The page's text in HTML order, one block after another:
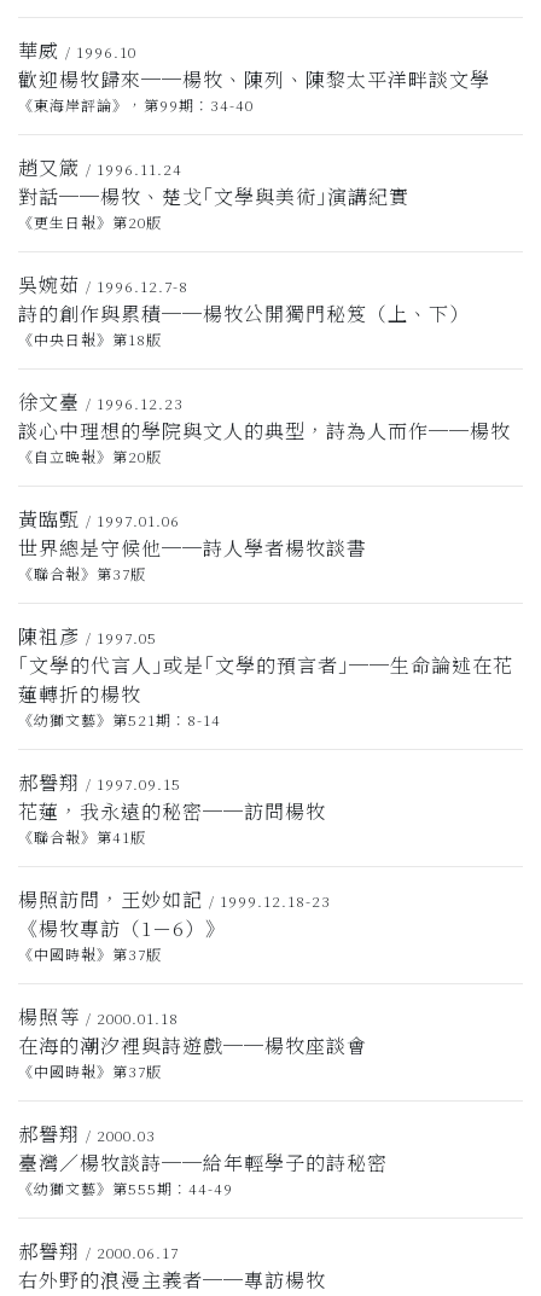
華威 / 1996.10
歡迎楊牧歸來──楊牧、陳列、陳黎太平洋畔談文學
《東海岸評論》，第99期：34-40
趙又箴 / 1996.11.24
對話──楊牧、楚戈｢文學與美術｣演講紀實
《更生日報》第20版
吳婉茹 / 1996.12.7-8
詩的創作與累積──楊牧公開獨門秘笈（上、下）
《中央日報》第18版
徐文臺 / 1996.12.23
談心中理想的學院與文人的典型，詩為人而作──楊牧
《自立晚報》第20版
黃臨甄 / 1997.01.06
世界總是守候他──詩人學者楊牧談書
《聯合報》第37版
陳祖彥 / 1997.05
｢文學的代言人｣或是｢文學的預言者｣──生命論述在花
蓮轉折的楊牧
《幼獅文藝》第521期：8-14
郝譽翔 / 1997.09.15
花蓮，我永遠的秘密──訪問楊牧
《聯合報》第41版
楊照訪問，王妙如記 / 1999.12.18-23
《楊牧專訪（1－6）》
《中國時報》第37版
楊照等 / 2000.01.18
在海的潮汐裡與詩遊戲──楊牧座談會
《中國時報》第37版
郝譽翔 / 2000.03
臺灣／楊牧談詩──給年輕學子的詩秘密
《幼獅文藝》第555期：44-49
郝譽翔 / 2000.06.17
右外野的浪漫主義者──專訪楊牧